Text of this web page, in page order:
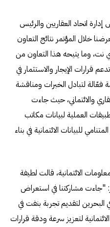
اتحاد العقاريين والرئيس
خلال المؤتمر نتائج التعاون
نت، وما يتيحه هذا التعاون من
قرارات الإيجار والاستثمار في
فعّالة لتبادل الخبرات ومناقشة
والائتماني، حيث جاءت
العملية لبيانات مكاتب
للبيانات الائتمانية في بناء
الائتمانية، قالت لطيفة
"جاءت مشاركتنا في استعراض
البحرين لتقديم تجربة بنفت في
لتعزيز سرعة ودقة قرارات